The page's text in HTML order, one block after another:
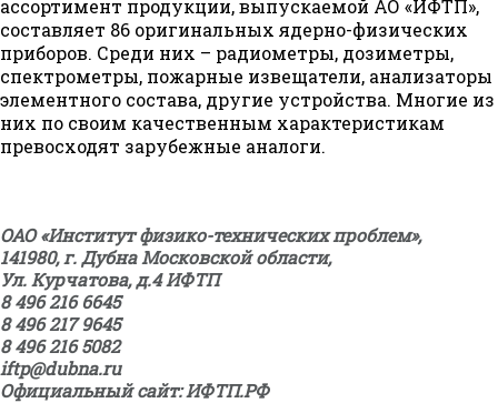
ассортимент продукции, выпускаемой АО «ИФТП»,
составляет 86 оригинальных ядерно-физических
приборов. Среди них – радиометры, дозиметры,
спектрометры, пожарные извещатели, анализаторы
элементного состава, другие устройства. Многие из
них по своим качественным характеристикам
превосходят зарубежные аналоги.
ОАО «Институт физико-технических проблем»,
141980, г. Дубна Московской области,
Ул. Курчатова, д.4 ИФТП
8 496 216 6645
8 496 217 9645
8 496 216 5082
iftp@dubna.ru
Официальный сайт: ИФТП.РФ